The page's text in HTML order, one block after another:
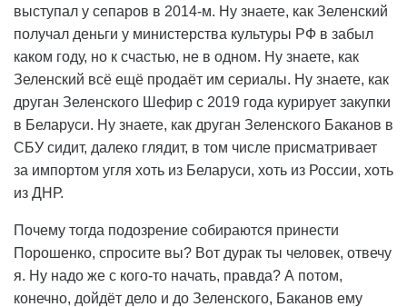
выступал у сепаров в 2014-м. Ну знаете, как Зеленский
получал деньги у министерства культуры РФ в забыл
каком году, но к счастью, не в одном. Ну знаете, как
Зеленский всё ещё продаёт им сериалы. Ну знаете, как
друган Зеленского Шефир с 2019 года курирует закупки
в Беларуси. Ну знаете, как друган Зеленского Баканов в
СБУ сидит, далеко глядит, в том числе присматривает
за импортом угля хоть из Беларуси, хоть из России, хоть
из ДНР.
Почему тогда подозрение собираются принести
Порошенко, спросите вы? Вот дурак ты человек, отвечу
я. Ну надо же с кого-то начать, правда? А потом,
конечно, дойдёт дело и до Зеленского, Баканов ему